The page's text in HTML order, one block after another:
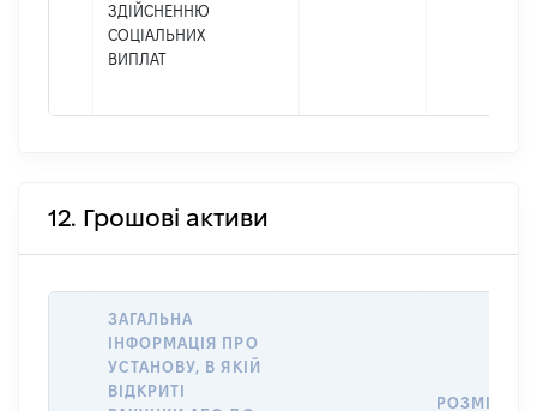
ЗДІЙСНЕННЮ
СОЦІАЛЬНИХ
ВИПЛАТ
12. Грошові активи
ЗАГАЛЬНА
ІНФОРМАЦІЯ ПРО
УСТАНОВУ, В ЯКІЙ
ВІДКРИТІ
РОЗМІР